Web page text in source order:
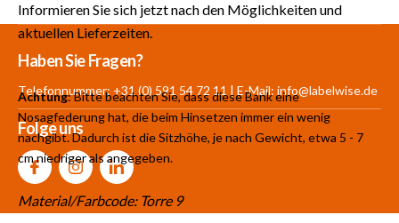
Informieren Sie sich jetzt nach den Möglichkeiten und
aktuellen Lieferzeiten.
Achtung: Bitte beachten Sie, dass diese Bank eine
Nosagfederung hat, die beim Hinsetzen immer ein wenig
nachgibt. Dadurch ist die Sitzhöhe, je nach Gewicht, etwa 5 - 7
cm niedriger als angegeben.
Material/Farbcode: Torre 9
Mehr als 30.000
Haben Sie Fragen?
Telefonnummer: +31 (0) 591 54 72 11 | E-Mail: info@labelwise.de
Folge uns